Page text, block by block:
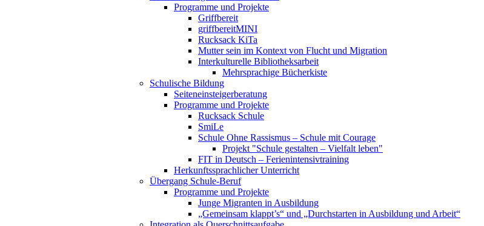
Programme und Projekte
Griffbereit
griffbereitMINI
Rucksack KiTa
Mutter sein im Kontext von Flucht und Migration
Interkulturelle Bibliotheksarbeit
Mehrsprachige Bücherkiste
Schulische Bildung
Seiteneinsteigerberatung
Programme und Projekte
Rucksack Schule
SmiLe
Schule Ohne Rassismus – Schule mit Courage
Projekt "Schule gestalten – Vielfalt leben"
FIT in Deutsch – Ferienintensivtraining
Herkunftssprachlicher Unterricht
Übergang Schule-Beruf
Programme und Projekte
Junge Migranten in Ausbildung
„Gemeinsam klappt’s“ und „Durchstarten in Ausbildung und Arbeit“